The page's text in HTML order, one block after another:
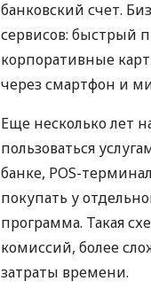
банковский счет.
сервисов: быстрый
корпоративные
через смартфон и
Еще несколько лет
пользоваться
банке, POS-
покупать у
программа. Такая
комиссий, более
затраты времени.